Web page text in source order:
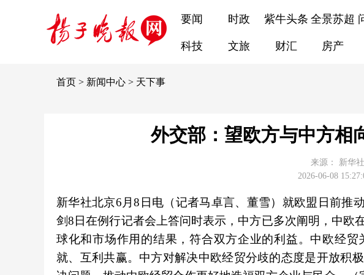
要闻 时政 紫牛头条 全景苏超
科技 文旅 财汇 房产
首页 > 新闻中心 > 天下事
外交部：望欧方与中方相
来源：
新华社
2026-06-08
新华社北京6月8日电（记者马卓言、董雪）就欧盟日前推
剑8日在例行记者会上答问时表示，中方已多次阐明，中欧
球化和市场作用的结果，符合双方企业的利益。中欧经
就、互利共赢。中方对解决中欧经贸分歧的态度是开放积